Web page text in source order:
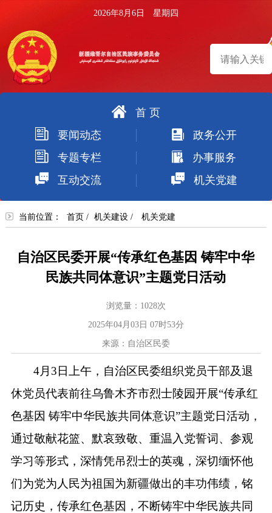
2026年8月6日 星期四
索
首 页
要闻动态
政务公开
专题专栏
办事服务
互动交流
机关党建
当前位置： 首页 / 机关建设/ 机关党建
自治区民委开展“传承红色基因 铸牢中华
民族共同体意识”主题党日活动
浏览量： 1028次
2025年04月03日 07时53分
来源：自治区民委
4月 3 日上午，自治区民委组织党员干部及退
休党员代表前往乌鲁木齐市烈士陵园开展“传承红
色基因 铸牢中华民族共同体意识”主题党日活动，
通过敬献花篮、默哀致敬、重温入党誓词、参观
学习等形式，深情凭吊烈士的英魂，深切缅怀他
们为党为人民为祖国为新疆做出的丰功伟绩，铭
记历史，传承红色基因，不断铸牢中华民族共同